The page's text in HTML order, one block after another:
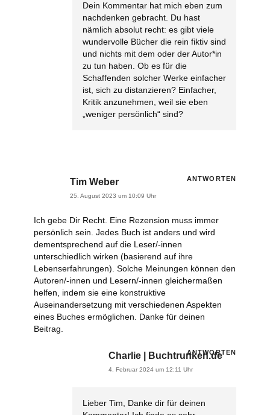
Dein Kommentar hat mich eben zum
nachdenken gebracht. Du hast
nämlich absolut recht: es gibt viele
wundervolle Bücher die rein fiktiv sind
und nichts mit dem oder der Autor*in
zu tun haben. Ob es für die
Schaffenden solcher Werke einfacher
ist, sich zu distanzieren? Einfacher,
Kritik anzunehmen, weil sie eben
„weniger persönlich“ sind?
Tim Weber
25. August 2023 um 10:09 Uhr
Ich gebe Dir Recht. Eine Rezension muss immer
persönlich sein. Jedes Buch ist anders und wird
dementsprechend auf die Leser/-innen
unterschiedlich wirken (basierend auf ihre
Lebenserfahrungen). Solche Meinungen können den
Autoren/-innen und Lesern/-innen gleichermaßen
helfen, indem sie eine konstruktive
Auseinandersetzung mit verschiedenen Aspekten
eines Buches ermöglichen. Danke für deinen
Beitrag.
ANTWORTEN
Charlie | Buchtrunken.de
4. Februar 2024 um 12:11 Uhr
Lieber Tim, Danke dir für deinen
ANTWORTEN